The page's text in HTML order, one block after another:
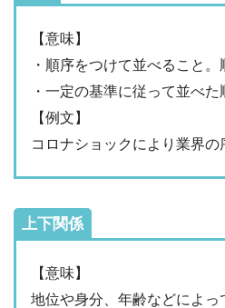
【意味】
・順序をつけて並べること。
・一定の基準に従って並べた
【例文】
コロナショックにより業界の
上下関係
【意味】
地位や身分、年齢などによっ